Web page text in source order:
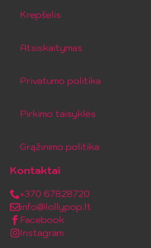
Krepšelis
Atsiskaitymas
Privatumo politika
Pirkimo taisyklės
Grąžinimo politika
Kontaktai
+370 67828720
info@lollypop.lt
Facebook
Instagram